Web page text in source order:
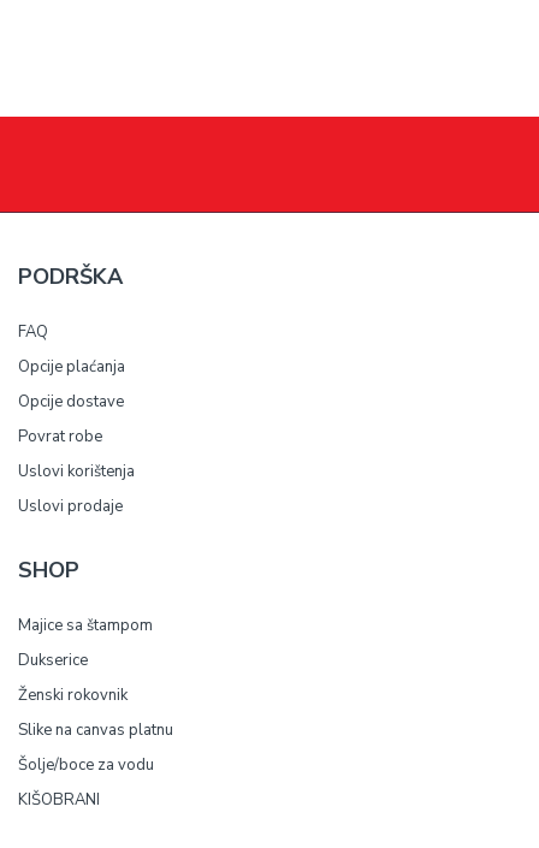
PODRŠKA
FAQ
Opcije plaćanja
Opcije dostave
Povrat robe
Uslovi korištenja
Uslovi prodaje
SHOP
Majice sa štampom
Dukserice
Ženski rokovnik
Slike na canvas platnu
Šolje/boce za vodu
KIŠOBRANI